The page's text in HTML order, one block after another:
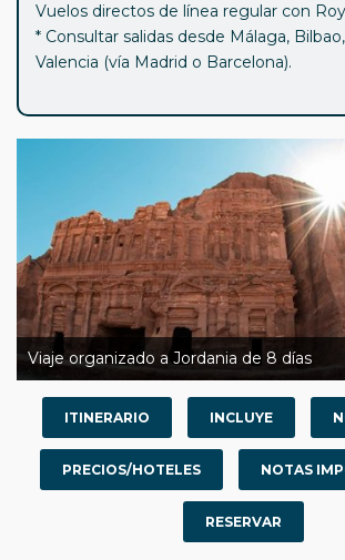
Vuelos directos de línea regular con
* Consultar salidas desde Málaga,
Valencia (vía Madrid o Barcelona).
Viaje organizado a Jordania de 8 días
ITINERARIO INCLUYE
PRECIOS/HOTELES NOTAS
RESERVAR